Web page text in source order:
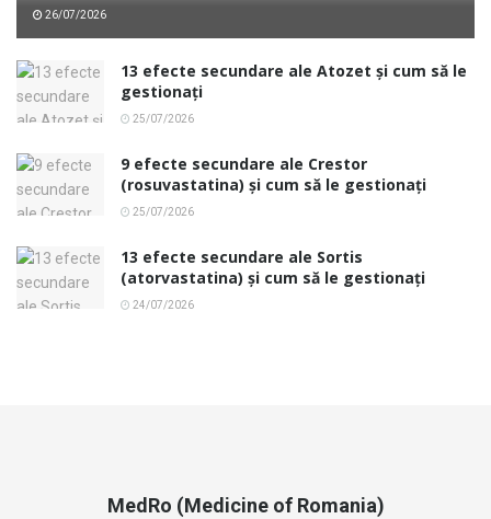
26/07/2026
13 efecte secundare ale Atozet și cum să le
gestionați
25/07/2026
9 efecte secundare ale Crestor
(rosuvastatina) și cum să le gestionați
25/07/2026
13 efecte secundare ale Sortis
(atorvastatina) și cum să le gestionați
24/07/2026
MedRo (Medicine of Romania)